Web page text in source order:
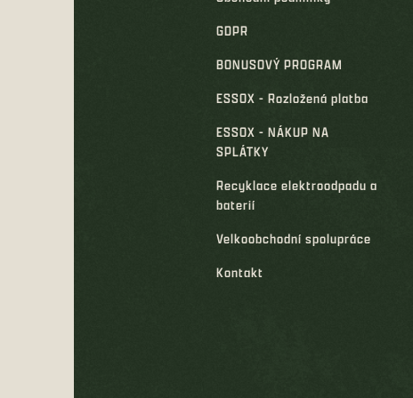
GDPR
BONUSOVÝ PROGRAM
ESSOX - Rozložená platba
ESSOX - NÁKUP NA
SPLÁTKY
Recyklace elektroodpadu a
baterií
Velkoobchodní spolupráce
Kontakt